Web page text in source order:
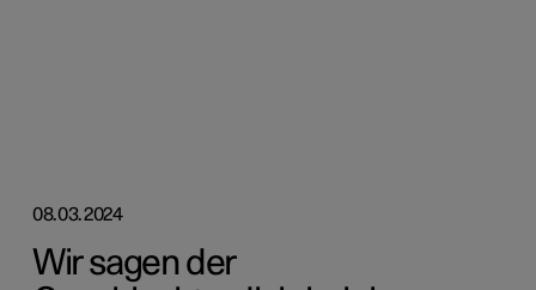
08.03.2024
Wir sagen der